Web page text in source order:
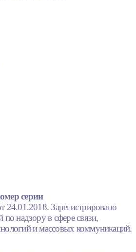
серии
Зарегистрировано
надзору в сфере связи,
и массовых коммуникаций.